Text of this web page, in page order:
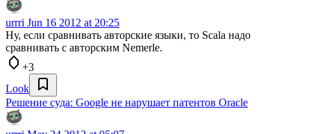
urrri Jun 16 2012 at 20:25
Ну, если сравнивать авторские языки, то Scala надо
сравнивать с авторским Nemerle.
+3
Look
Решение суда: Google не нарушает патентов Oracle